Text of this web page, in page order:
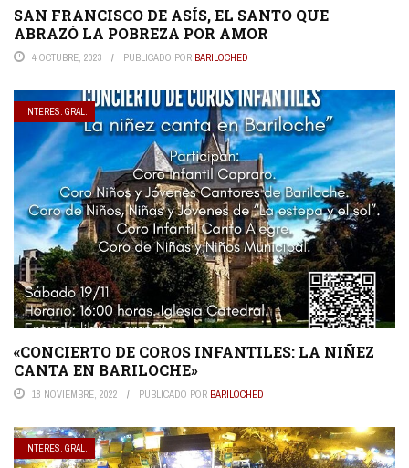
SAN FRANCISCO DE ASÍS, EL SANTO QUE
ABRAZÓ LA POBREZA POR AMOR
4 OCTUBRE, 2023 PUBLICADO POR BARILOCHED
INTERES. GRAL.
«CONCIERTO DE COROS INFANTILES: LA NIÑEZ
CANTA EN BARILOCHE»
18 NOVIEMBRE, 2022 PUBLICADO POR BARILOCHED
INTERES. GRAL.